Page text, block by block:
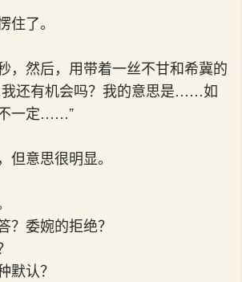
住了。
，然后，用带着一丝不甘和希冀的
还有机会吗？我的意思是……如
一定……”
但意思很明显。
？委婉的拒绝？
认？